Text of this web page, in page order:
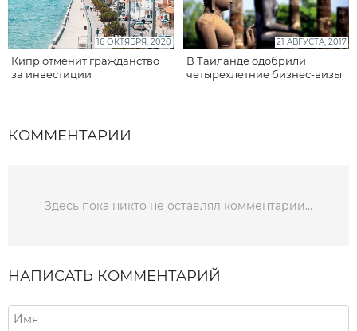
16 ОКТЯБРЯ, 2020
Кипр отменит гражданство
за инвестиции
21 АВГУСТА, 2017
В Таиланде одобрили
четырехлетние бизнес-визы
КОММЕНТАРИИ
Здесь пока никто не оставлял комментарии...
НАПИСАТЬ КОММЕНТАРИЙ